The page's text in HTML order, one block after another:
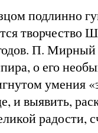
подлинно
творчество
П. Мирный
о его
умения
и выявить,
радости,